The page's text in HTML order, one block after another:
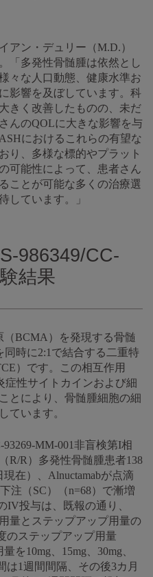
アン・デュリー（M.D.）
「多発性骨髄腫は依然とし
々な人口動態、健康水準お
影響を及ぼしています。科
きく改善したものの、未だ
んのQOLに大きな影響を与
におけるこれらの有望な
り、多様な標的やプラット
可能性によって、患者さん
ことが可能な多くの治療選
しています。」
986349/CC-
結果
（BCMA）を発現する骨髄
同時に2:1で結合する二重特
）です。この相互作用
症性サイトカインおよび細
とにより、骨髄腫細胞の細
ています。
MM-001非盲検第I相
R/R）多発性骨髄腫患者138
在）、Alnuctamabが点滴
注（SC）（n=68）で漸増
IV投与は、既報の通り、
量とステップアップ用量の
のステップアップ用量
を10mg、15mg、30mg、
は1週間間隔、その後3カ月